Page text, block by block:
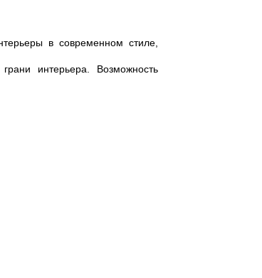
в современном стиле,
интерьера. Возможность